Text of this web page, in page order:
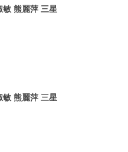
敏 熊麗萍 三星
敏 熊麗萍 三星